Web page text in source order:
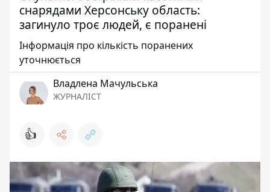
снарядами Херсонську область:
загинуло троє людей, є поранені
Інформація про кількість поранених
уточнюється
Владлена Мачульська
ЖУРНАЛІСТ
👍